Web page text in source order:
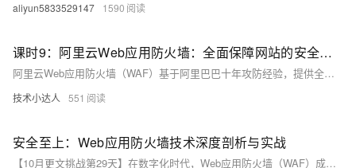
aliyun5833529147 1590
课时9：阿里云Web应用防火墙：全面保障网站的安全与可用性
阿里云Web应用防火墙（WAF）基于阿里巴巴十年攻防经验，提供全面的网站安全防护。它通过Web应用防护、CC攻击防护和业务风控，有效应对各类网络威胁，确保网站的安全与可用性。智能双引擎技术降低误报率，实时数据分析和虚拟补丁更新保障系统安全。WAF已成功护航多个重大活动，为企业提供高效、简便的安全解决方案。
技术小达人 551
安全至上：Web应用防火墙技术深度剖析与实战
【10月更文挑战第29天】在数字化时代，Web应用防火墙（WAF）成为保护Web应用免受攻击的关键技术。本文深入解析WAF的工作原理和核心组件，如Envoy和Coraza，并提供实战指南，涵盖动态加载规则、集成威胁情报、高可用性配置等内容，帮助开发者和安全专家构建更安全的Web环境。